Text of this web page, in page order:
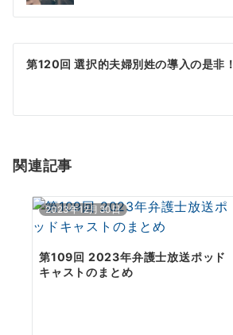
ナ
ビ
ゲ
シ
ン
第120回 選択的夫婦別姓の導入の是非！
関連記事
2023年12月30日
第109回 2023年弁護士放送ポッド
キャストのまとめ